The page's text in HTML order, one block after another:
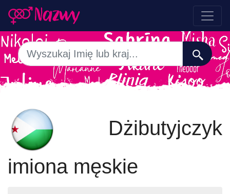
Dżibutyjczyk
imiona męskie